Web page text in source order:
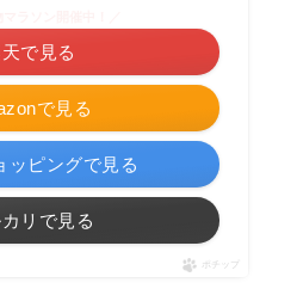
で見る
で見る
ッピングで見る
カリで見る
ポチップ